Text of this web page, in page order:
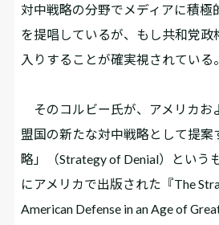
対中戦略の分野でメディアに積極
を提唱しているが、もし共和党政
入りすることが確実視されている。
そのコルビー氏が、アメリカお
盟国の新たな対中戦略として提案
略」（Strategy of Denial）という
にアメリカで出版された『The
American Defense in an Age of